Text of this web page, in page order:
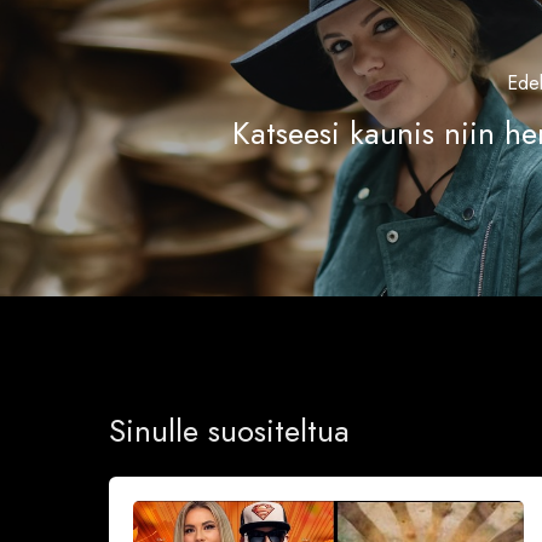
Katseesi kaunis niin
Sinulle suositeltua